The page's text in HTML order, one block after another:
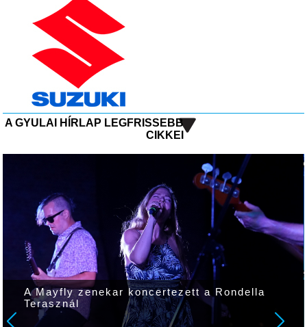
A GYULAI HÍRLAP LEGFRISSEBB
CIKKEI
A Mayfly zenekar koncertezett a Rondella
Terasznál